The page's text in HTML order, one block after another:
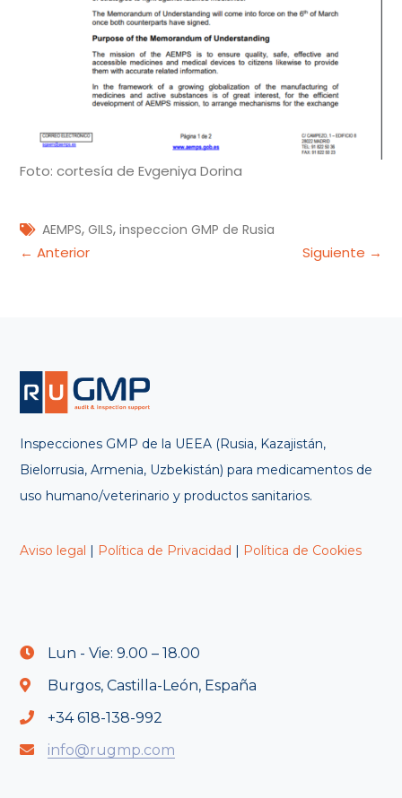
Foto: cortesía de Evgeniya Dorina
AEMPS,GILS,inspeccion GMP de Rusia
Navegación
← Anterior Siguiente →
Inspecciones GMP de la UEEA (Rusia, Kazajistán,
Bielorrusia, Armenia, Uzbekistán) para medicamentos de
uso humano/veterinario y productos sanitarios.
Aviso legal Política de Privacidad Política de Cookies
Lun - Vie: 9.00 – 18.00
Burgos, Castilla-León, España
+34 618-138-992
info@rugmp.com